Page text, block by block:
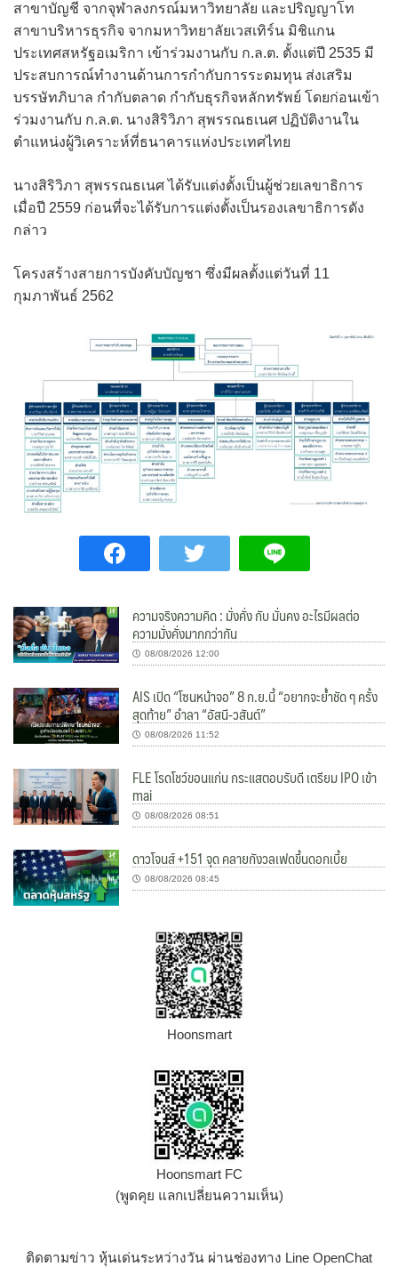
สาขาบัญชี จากจุฬาลงกรณ์มหาวิทยาลัย และปริญญาโท
สาขาบริหารธุรกิจ จากมหาวิทยาลัยเวสเทิร์น มิชิแกน
ประเทศสหรัฐอเมริกา เข้าร่วมงานกับ ก.ล.ต. ตั้งแต่ปี 2535 มี
ประสบการณ์ทำงานด้านการกำกับการระดมทุน ส่งเสริม
บรรษัทภิบาล กำกับตลาด กำกับธุรกิจหลักทรัพย์ โดยก่อนเข้า
ร่วมงานกับ ก.ล.ต. นางสิริวิภา สุพรรณธเนศ ปฏิบัติงานใน
ตำแหน่งผู้วิเคราะห์ที่ธนาคารแห่งประเทศไทย
นางสิริวิภา สุพรรณธเนศ ได้รับแต่งตั้งเป็นผู้ช่วยเลขาธิการ
เมื่อปี 2559 ก่อนที่จะได้รับการแต่งตั้งเป็นรองเลขาธิการดัง
กล่าว
โครงสร้างสายการบังคับบัญชา ซึ่งมีผลตั้งแต่วันที่ 11
กุมภาพันธ์ 2562
ความจริงความคิด : มั่งคั่ง กับ มั่นคง อะไรมีผลต่อ
ความมั่งคั่งมากกว่ากัน
08/08/2026 12:00
AIS เปิด “โซนหน้าจอ” 8 ก.ย.นี้ “อยากจะย้ำชัด ๆ ครั้ง
สุดท้าย” อำลา “อัสนี-วสันต์”
08/08/2026 11:52
FLE โรดโชว์ขอนแก่น กระแสตอบรับดี เตรียม IPO เข้า
mai
08/08/2026 08:51
ดาวโจนส์ +151 จุด คลายกังวลเฟดขึ้นดอกเบี้ย
08/08/2026 08:45
Hoonsmart
Hoonsmart FC
(พูดคุย แลกเปลี่ยนความเห็น)
ติดตามข่าว หุ้นเด่นระหว่างวัน ผ่านช่องทาง Line OpenChat